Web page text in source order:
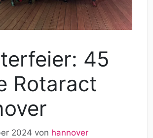
45
Rotaract
2024 von hannover